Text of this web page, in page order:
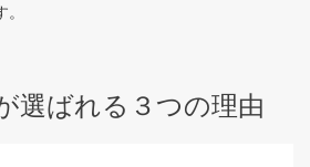
選ばれる３つの理由